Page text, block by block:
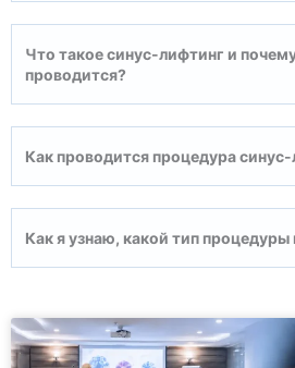
Что такое синус-лифтинг и
проводится?
Как проводится процедура
Как я узнаю, какой тип